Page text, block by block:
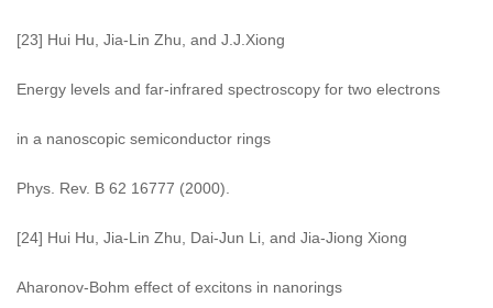
[23] Hui Hu, Jia-Lin Zhu, and J.J.Xiong
Energy levels and far-infrared spectroscopy for two electrons
in a nanoscopic semiconductor rings
Phys. Rev. B 62 16777 (2000).
[24] Hui Hu, Jia-Lin Zhu, Dai-Jun Li, and Jia-Jiong Xiong
Aharonov-Bohm effect of excitons in nanorings